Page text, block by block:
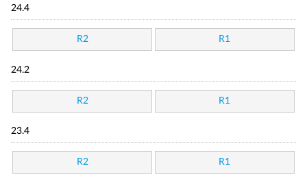
24.4
R2 R1
24.2
R2 R1
23.4
R2 R1